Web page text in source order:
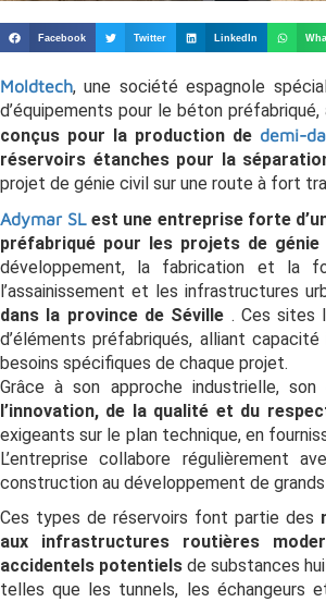
Facebook Twitter LinkedIn
Moldtech, une société espagnole
d’équipements pour le béton préfabriqué,
conçus pour la production de demi-
réservoirs étanches pour la
projet de génie civil sur une route à fort
Adymar SLest une entreprise forte
préfabriqué pour les projets de génie
développement, la fabrication et la
l’assainissement et les infrastructures
dans la province de Séville . Ces sites
d’éléments préfabriqués, alliant
besoins spécifiques de chaque projet.
Grâce à son approche industrielle,
l’innovation, de la qualité et du
exigeants sur le plan technique, en
L’entreprise collabore régulièrement
construction au développement de
Ces types de réservoirs font partie des
aux infrastructures routières
accidentels potentielsde substances
telles que les tunnels, les échangeurs